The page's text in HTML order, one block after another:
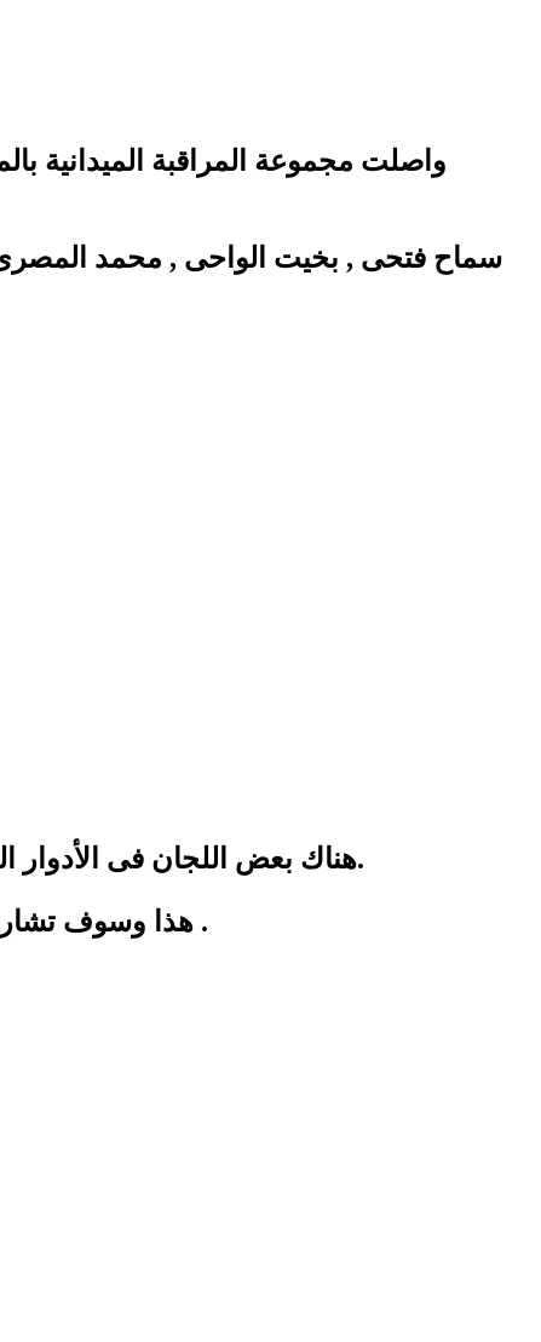
واصلت مجموعة المراقبة الميدانية
سماح فتحى , بخيت الواحى , محمد المصرى
• هناك بعض اللجان فى الأدوار العليا مما يؤدى إلى صعوبة إدلاء كبار السن وذوى الإحتياجات الخاصة بأصواتهم فى تلك اللجان.
هذا وسوف تشارك بعثات المجلس فى مراقبة أعمال الفرز التى سوف تجرى مساء اليوم داخل اللجان الفرعية .